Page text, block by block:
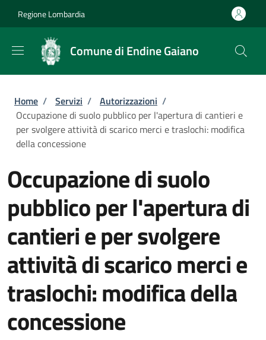
Regione Lombardia
Comune di Endine Gaiano
Briciole di pane
Home / Servizi / Autorizzazioni /
Occupazione di suolo pubblico per l'apertura di cantieri e
per svolgere attività di scarico merci e traslochi: modifica
della concessione
Occupazione di suolo
pubblico per l'apertura di
cantieri e per svolgere
attività di scarico merci e
traslochi: modifica della
concessione